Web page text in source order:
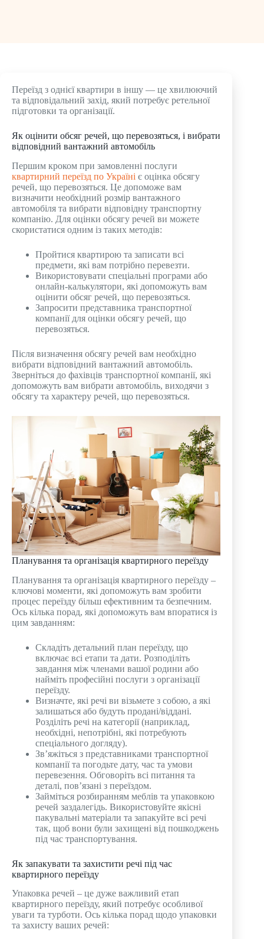
Переїзд з однієї квартири в іншу — це хвилюючий
та відповідальний захід, який потребує ретельної
підготовки та організації.
Як оцінити обсяг речей, що перевозяться, і вибрати
відповідний вантажний автомобіль
Першим кроком при замовленні послуги
квартирний переїзд по Україні є оцінка обсягу
речей, що перевозяться. Це допоможе вам
визначити необхідний розмір вантажного
автомобіля та вибрати відповідну транспортну
компанію. Для оцінки обсягу речей ви можете
скористатися одним із таких методів:
Пройтися квартирою та записати всі
предмети, які вам потрібно перевезти.
Використовувати спеціальні програми або
онлайн-калькулятори, які допоможуть вам
оцінити обсяг речей, що перевозяться.
Запросити представника транспортної
компанії для оцінки обсягу речей, що
перевозяться.
Після визначення обсягу речей вам необхідно
вибрати відповідний вантажний автомобіль.
Зверніться до фахівців транспортної компанії, які
допоможуть вам вибрати автомобіль, виходячи з
обсягу та характеру речей, що перевозяться.
Планування та організація квартирного переїзду
Планування та організація квартирного переїзду –
ключові моменти, які допоможуть вам зробити
процес переїзду більш ефективним та безпечним.
Ось кілька порад, які допоможуть вам впоратися із
цим завданням:
Складіть детальний план переїзду, що
включає всі етапи та дати. Розподіліть
завдання між членами вашої родини або
найміть професійні послуги з організації
переїзду.
Визначте, які речі ви візьмете з собою, а які
залишаться або будуть продані/віддані.
Розділіть речі на категорії (наприклад,
необхідні, непотрібні, які потребують
спеціального догляду).
Зв’яжіться з представниками транспортної
компанії та погодьте дату, час та умови
перевезення. Обговоріть всі питання та
деталі, пов’язані з переїздом.
Займіться розбиранням меблів та упаковкою
речей заздалегідь. Використовуйте якісні
пакувальні матеріали та запакуйте всі речі
так, щоб вони були захищені від пошкоджень
під час транспортування.
Як запакувати та захистити речі під час
квартирного переїзду
Упаковка речей – це дуже важливий етап
квартирного переїзду, який потребує особливої ​​
уваги та турботи. Ось кілька порад щодо упаковки
та захисту ваших речей: